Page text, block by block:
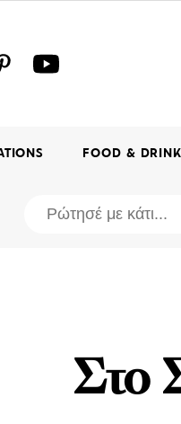
FOOD & DRINK
Στο